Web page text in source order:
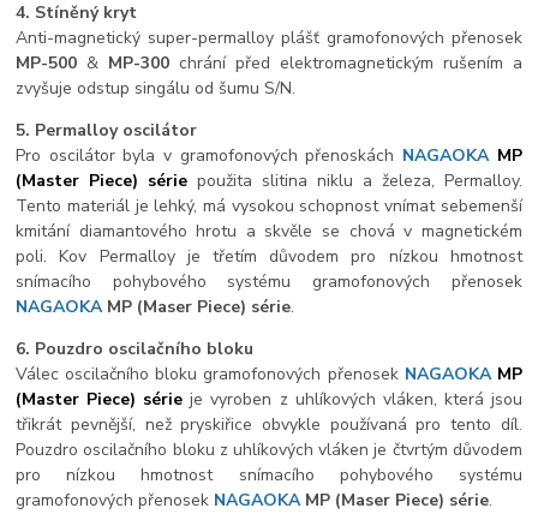
4. Stíněný kryt
Anti-magnetický super-permalloy plášť gramofonových přenosek
MP-500 & MP-300 chrání před elektromagnetickým rušením a
zvyšuje odstup singálu od šumu S/N.
5. Permalloy oscilátor
Pro oscilátor byla v gramofonových přenoskách NAGAOKA MP
(Master Piece) sériepoužita slitina niklu a železa, Permalloy.
Tento materiál je lehký, má vysokou schopnost vnímat sebemenší
kmitání diamantového hrotu a skvěle se chová v magnetickém
poli. Kov Permalloy je třetím důvodem pro nízkou hmotnost
snímacího pohybového systému gramofonových přenosek
NAGAOKA MP (Maser Piece) série.
6. Pouzdro oscilačního bloku
Válec oscilačního bloku gramofonových přenosek NAGAOKA MP
(Master Piece) série je vyroben z uhlíkových vláken, která jsou
třikrát pevnější, než pryskiřice obvykle používaná pro tento díl.
Pouzdro oscilačního bloku z uhlíkových vláken je čtvrtým důvodem
pro nízkou hmotnost snímacího pohybového systému
gramofonových přenosek NAGAOKA MP (Maser Piece) série.